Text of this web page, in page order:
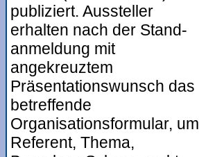
publiziert. Aussteller
erhalten nach der Stand-
anmeldung mit
angekreuztem
Präsentationswunsch das
betreffende
Organisationsformular, um
Referent, Thema,